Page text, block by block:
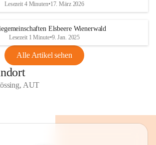
Lesezeit 4 Minuten•17. März 2026
Elsbeere Wienerwald
Lesezeit 1 Minute•9. Jan. 2025
Alle Artikel sehen
AUT